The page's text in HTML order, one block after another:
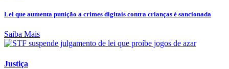
Lei que aumenta punição a crimes digitais contra crianças é sancionada
Saiba Mais
Justiça